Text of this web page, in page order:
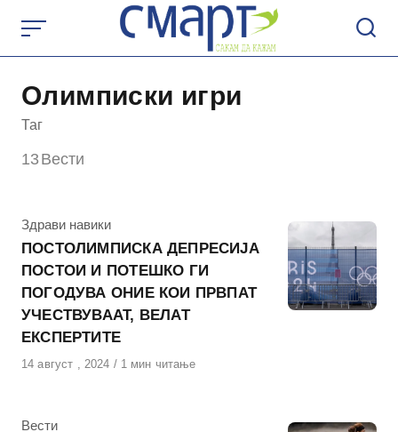
content
Олимписки игри
Таг
13Вести
КАтегорија
Здрави навики
ПОСТОЛИМПИСКА ДЕПРЕСИЈА
ПОСТОИ И ПОТЕШКО ГИ
ПОГОДУВА ОНИЕ КОИ ПРВПАТ
УЧЕСТВУВААТ, ВЕЛАТ
ЕКСПЕРТИТЕ
Објавено
14 август , 2024 1 мин читање
КАтегорија
Вести